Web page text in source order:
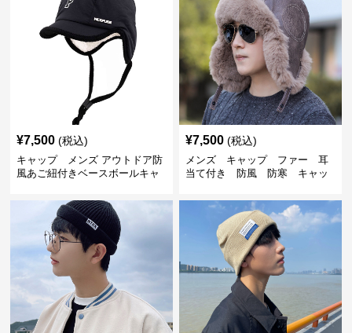
¥7,500 (税込)
キャップ メンズ アウトドア防
風あご紐付きベースボールキャ
¥7,500 (税込)
メンズ キャップ ファー 耳
当て付き 防風 防寒 キャッ